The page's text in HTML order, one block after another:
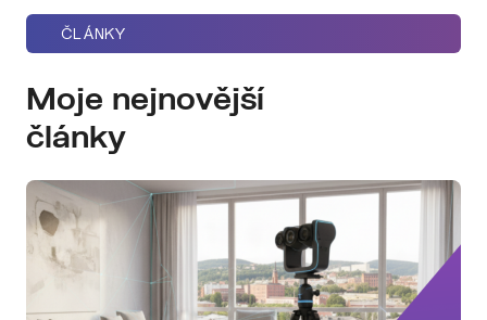
ČLÁNKY
Moje nejnovější
články